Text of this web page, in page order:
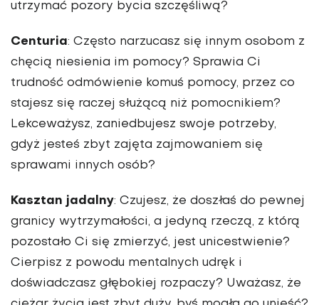
utrzymać pozory bycia szczęśliwą?
Centuria: Często narzucasz się innym osobom z
chęcią niesienia im pomocy? Sprawia Ci
trudność odmówienie komuś pomocy, przez co
stajesz się raczej służącą niż pomocnikiem?
Lekceważysz, zaniedbujesz swoje potrzeby,
gdyż jesteś zbyt zajęta zajmowaniem się
sprawami innych osób?
Kasztan jadalny: Czujesz, że doszłaś do pewnej
granicy wytrzymałości, a jedyną rzeczą, z którą
pozostało Ci się zmierzyć, jest unicestwienie?
Cierpisz z powodu mentalnych udręk i
doświadczasz głębokiej rozpaczy? Uważasz, że